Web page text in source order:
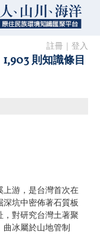
註冊 登入
1,903 則知識條目
上游，是台灣首次在
深坑中密佈著石質板
對研究台灣土著聚
冰屬於山地管制